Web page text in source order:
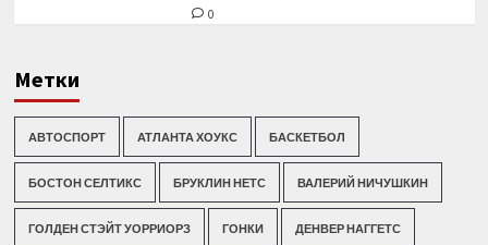
0
Метки
АВТОСПОРТ АТЛАНТА ХОУКС БАСКЕТБОЛ
БОСТОН СЕЛТИКС БРУКЛИН НЕТС ВАЛЕРИЙ НИЧУШКИН
ГОЛДЕН СТЭЙТ УОРРИОРЗ ГОНКИ ДЕНВЕР НАГГЕТС